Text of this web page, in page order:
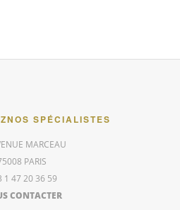
NOS SPÉCIALISTES
MARCEAU
PARIS
1 47 20 36 59
CONTACTER